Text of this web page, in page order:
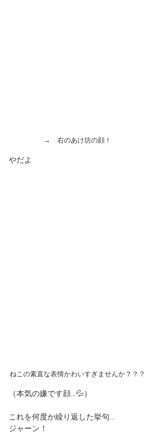
→　右のあけ坊の顔！
やだよ
ねこの素直な表情かわいすぎませんか？？？
（本気の嫌です顔…💦）
これを何度か繰り返した挙句…
ジャーン！